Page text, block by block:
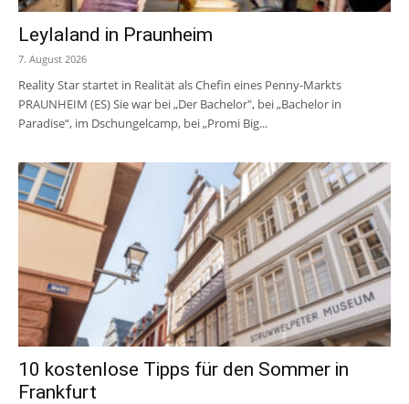
Leylaland in Praunheim
7. August 2026
Reality Star startet in Realität als Chefin eines Penny-Markts
PRAUNHEIM (ES) Sie war bei „Der Bachelor", bei „Bachelor in
Paradise“, im Dschungelcamp, bei „Promi Big...
10 kostenlose Tipps für den Sommer in
Frankfurt